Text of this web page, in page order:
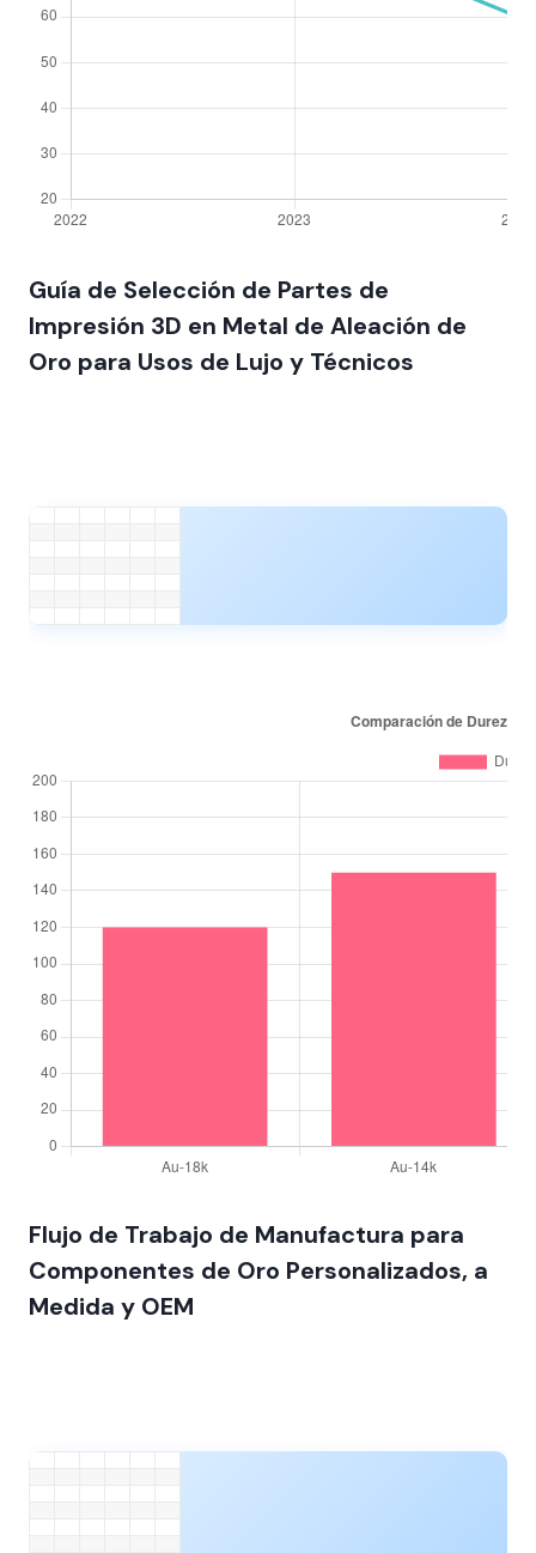
Guía de Selección de Partes de
Impresión 3D en Metal de Aleación de
Oro para Usos de Lujo y Técnicos
Flujo de Trabajo de Manufactura para
Componentes de Oro Personalizados, a
Medida y OEM